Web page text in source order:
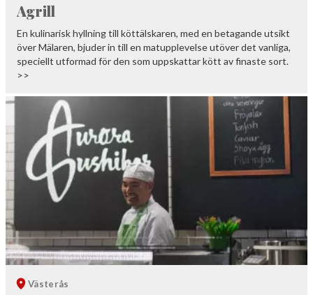
Agrill
En kulinarisk hyllning till köttälskaren, med en betagande utsikt
över Mälaren, bjuder in till en matupplevelse utöver det vanliga,
speciellt utformad för den som uppskattar kött av finaste sort.
>>
Västerås